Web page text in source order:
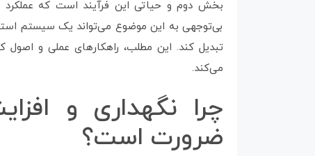
بخش دوم و حیاتی این فرآیند است که عملکرد
بی‌توجهی به این موضوع می‌تواند یک سیستم
تبدیل کند. این مطلب، راهکارهای عملی و
می‌کند.
چرا نگهداری و
ضرورت است؟